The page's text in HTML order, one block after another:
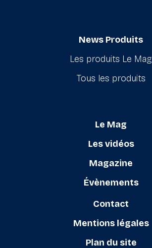
News Produits
Les produits Le Mag
Tous les produits
Le Mag
Les vidéos
Magazine
Évènements
Contact
Mentions légales
Plan du site